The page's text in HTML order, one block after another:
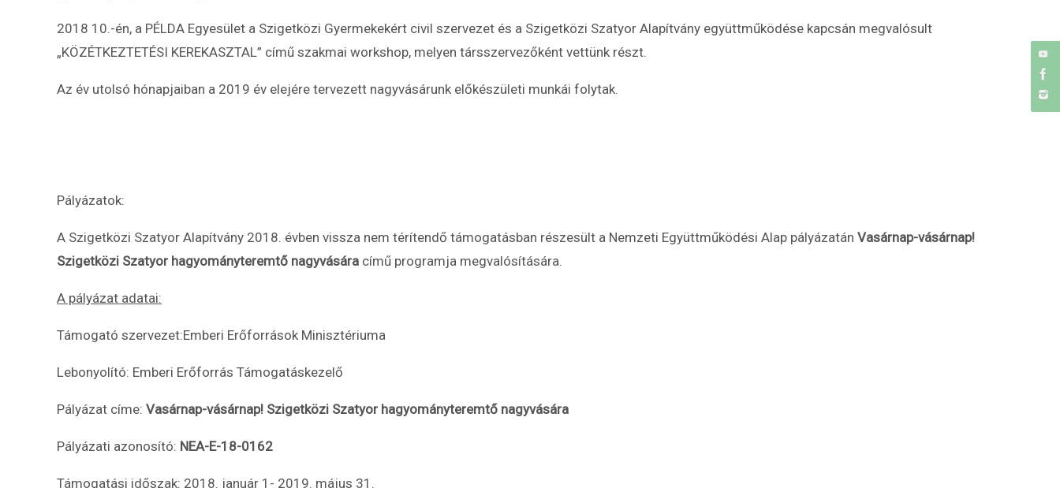
2018 10.-én, a PÉLDA Egyesület a Szigetközi Gyermekekért civil szervezet és a Szigetközi Szatyor Alapítvány együttműködése kapcsán megvalósult
„KÖZÉTKEZTETÉSI KEREKASZTAL” című szakmai workshop, melyen társszervezőként vettünk részt.
Az év utolsó hónapjaiban a 2019 év elejére tervezett nagyvásárunk előkészületi munkái folytak.
Pályázatok:
A Szigetközi Szatyor Alapítvány 2018. évben vissza nem térítendő támogatásban részesült a Nemzeti Együttműködési Alap pályázatán Vasárnap-vásárnap!
Szigetközi Szatyor hagyományteremtő nagyvására című programja megvalósítására.
A pályázat adatai:
Támogató szervezet:Emberi Erőforrások Minisztériuma
Lebonyolító: Emberi Erőforrás Támogatáskezelő
Pályázat címe: Vasárnap-vásárnap! Szigetközi Szatyor hagyományteremtő nagyvására
Pályázati azonosító: NEA-E-18-0162
Támogatási időszak: 2018. január 1- 2019. május 31.